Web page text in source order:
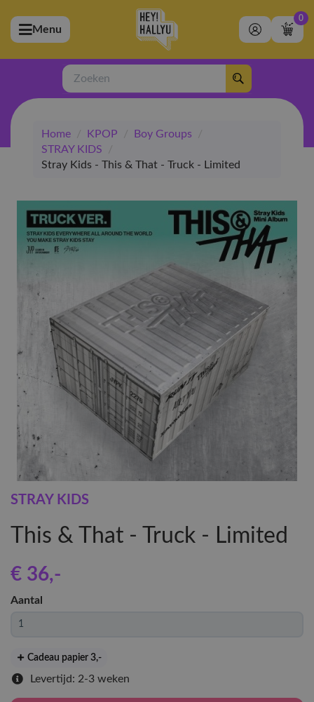
(Artiesten)
(Merchandise)
(Exclusive)
(Winkel)
Menu
0
Zoeken
Home / KPOP / Boy Groups
/
STRAY KIDS
/
Stray Kids - This & That - Truck - Limited
STRAY KIDS
This & That - Truck - Limited
€ 36,-
Aantal
Cadeau papier 3,-
Levertijd: 2-3 weken